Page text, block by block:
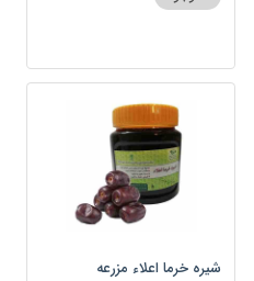
شیره خرما اعلاء مزرعه